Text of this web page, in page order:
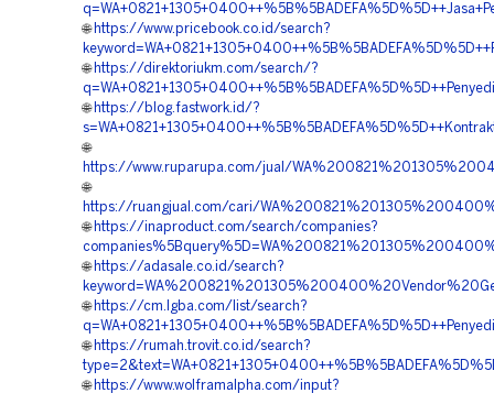
🌐 https://www.pricebook.co.id/search?
🌐 https://direktoriukm.com/search/?
🌐 https://blog.fastwork.id/?
🌐
https://www.ruparupa.com/jual/
🌐
https://ruangjual.com/cari/
🌐 https://inaproduct.com/search/companies?
🌐 https://adasale.co.id/search?
🌐 https://cm.lgba.com/list/search?
🌐 https://rumah.trovit.co.id/search?
🌐 https://www.wolframalpha.com/input?